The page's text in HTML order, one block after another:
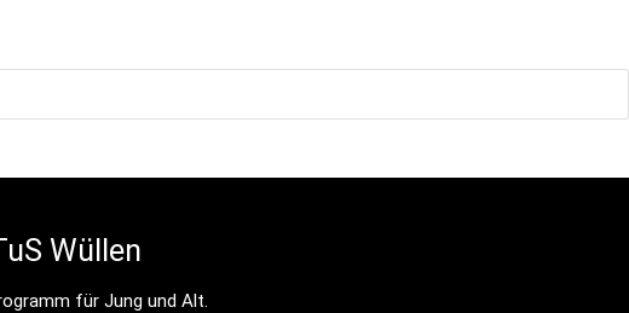
Wüllen
für Jung und Alt.